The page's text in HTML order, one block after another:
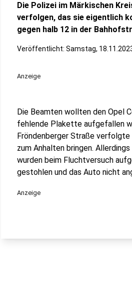
Die Polizei im Märkischen
verfolgen, das sie eigentlich
gegen halb 12 in der
Veröffentlicht: Samstag,
Anzeige
Die Beamten wollten den Opel
fehlende Plakette aufgefallen
Fröndenberger Straße verfolgte
zum Anhalten bringen.
wurden beim Fluchtversuch
gestohlen und das Auto nicht
Anzeige